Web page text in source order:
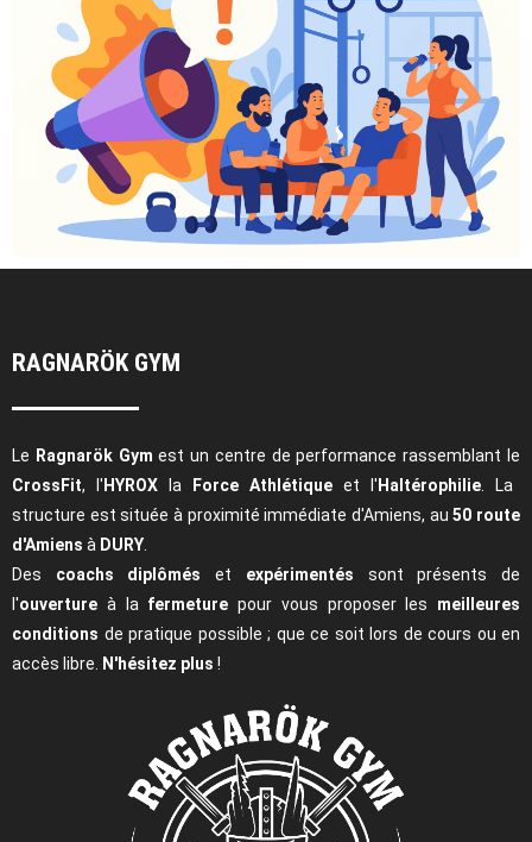
RAGNARÖK GYM
Le Ragnarök Gym est un centre de performance rassemblant le
CrossFit, l' HYROX la Force Athlétique et l' Haltérophilie. La
structure est située à proximité immédiate d'Amiens, au50 route
d'Amiens à DURY.
Des coachs diplômés et expérimentés sont présents de
l'ouverture à lafermeture pour vous proposer les meilleures
conditions de pratique possible ; que ce soit lors de cours ou en
accès libre. N'hésitez plus !